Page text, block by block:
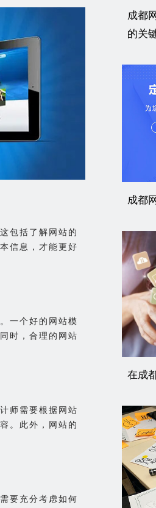
包括了解网站的
信息，才能更好
一个好的网站模
时，合理的网站
师需要根据网站
。此外，网站的
要充分考虑如何
成都
的关
成都
在成